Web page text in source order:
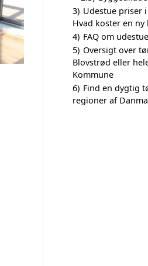
3) Udestue priser
Hvad koster en ny
4) FAQ om
5) Oversigt over
Blovstrød eller
Kommune
6) Find en dygtig
regioner af